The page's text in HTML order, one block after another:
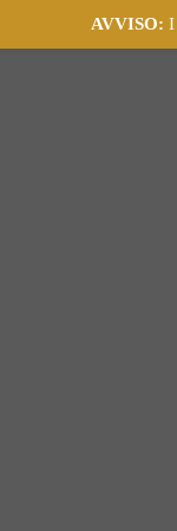
AVVISO: I